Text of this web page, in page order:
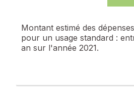
Montant estimé des
pour un usage standard :
an sur l'année 2021.